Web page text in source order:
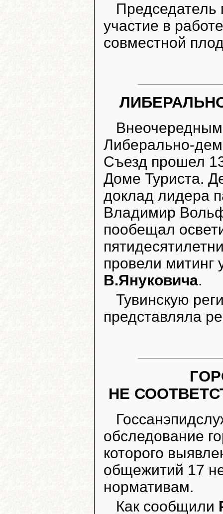
участие в
совместной
Либерально-
Съезд прошел
Доме Туриста.
доклад лидера
Владимир
пообещал
провели митинг
В.Януковича.
Тувинскую
представляла
НЕ
обследование
которого
общежитий 17
нормативам.
Как сообщили